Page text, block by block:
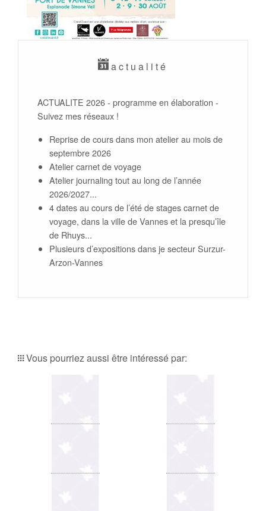
actualité
ACTUALITE 2026 - programme en élaboration -
Suivez mes réseaux !
Reprise de cours dans mon atelier au mois de
septembre 2026
Atelier carnet de voyage
Atelier journaling tout au long de l’année
2026/2027...
4 dates au cours de l’été de stages carnet de
voyage, dans la ville de Vannes et la presqu’île
de Rhuys...
Plusieurs d’expositions dans je secteur Surzur-
Arzon-Vannes
Vous pourriez aussi être intéressé par: